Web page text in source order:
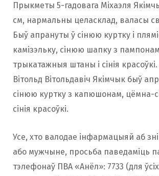
Прыкметы 5-гадовага Міхаэля
см, нармальны целасклад, валасы
Быў апрануты ў сінюю куртку і
камізэльку, сінюю шапку з
трыкатажныя штаны і сінія
Вітольд Вітольдавіч Якімчык быў
сінюю куртку з капюшонам, цёмна-
сінія красоўкі.
Усе, хто валодае інфармацыяй аб
або мужчыне, просьба паведаміць
тэлефонаў ПВА «Анёл»: 7733 (для